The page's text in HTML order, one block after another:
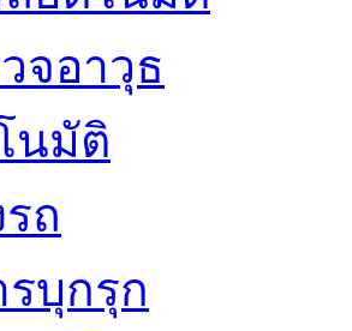
จอาวุธ
นมัติ
ถ
รบุกรุก